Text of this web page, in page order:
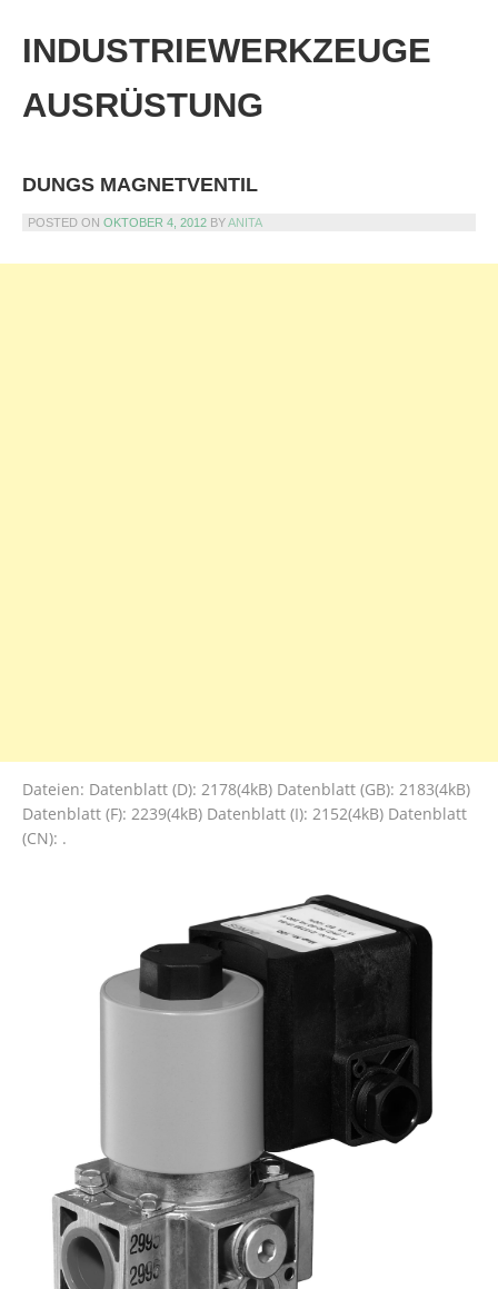
content
INDUSTRIEWERKZEUGE
AUSRÜSTUNG
DUNGS MAGNETVENTIL
POSTED ON OKTOBER 4, 2012 BYANITA
Dateien: Datenblatt (D): 2178(4kB) Datenblatt (GB): 2183(4kB)
Datenblatt (F): 2239(4kB) Datenblatt (I): 2152(4kB) Datenblatt
(CN): .